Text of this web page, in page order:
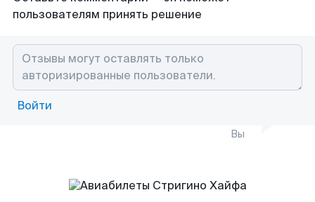
пользователям принять решение
Войти
Вы